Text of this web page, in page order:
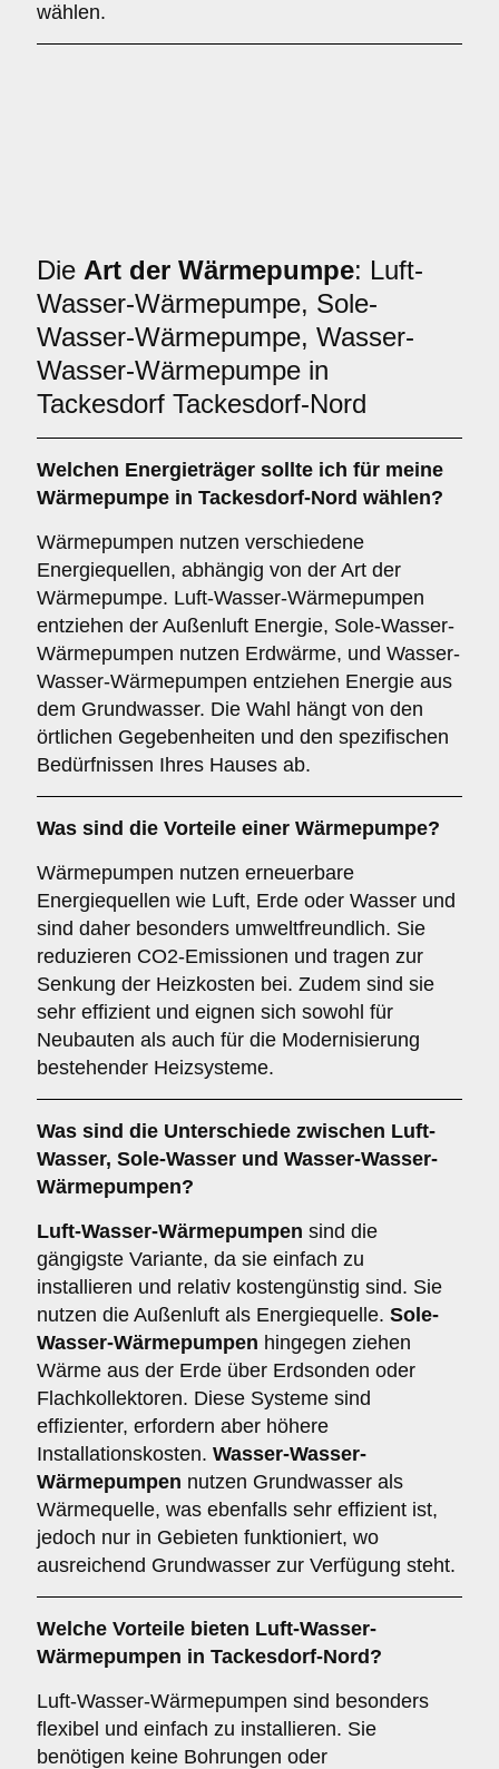
wählen.
Die Art der Wärmepumpe: Luft-
Wasser-Wärmepumpe, Sole-
Wasser-Wärmepumpe, Wasser-
Wasser-Wärmepumpe in
Tackesdorf Tackesdorf-Nord
Welchen Energieträger sollte ich für meine
Wärmepumpe in Tackesdorf-Nord wählen?
Wärmepumpen nutzen verschiedene
Energiequellen, abhängig von der Art der
Wärmepumpe. Luft-Wasser-Wärmepumpen
entziehen der Außenluft Energie, Sole-Wasser-
Wärmepumpen nutzen Erdwärme, und Wasser-
Wasser-Wärmepumpen entziehen Energie aus
dem Grundwasser. Die Wahl hängt von den
örtlichen Gegebenheiten und den spezifischen
Bedürfnissen Ihres Hauses ab.
Was sind die Vorteile einer Wärmepumpe?
Wärmepumpen nutzen erneuerbare
Energiequellen wie Luft, Erde oder Wasser und
sind daher besonders umweltfreundlich. Sie
reduzieren CO2-Emissionen und tragen zur
Senkung der Heizkosten bei. Zudem sind sie
sehr effizient und eignen sich sowohl für
Neubauten als auch für die Modernisierung
bestehender Heizsysteme.
Was sind die Unterschiede zwischen Luft-
Wasser, Sole-Wasser und Wasser-Wasser-
Wärmepumpen?
Luft-Wasser-Wärmepumpen sind die
gängigste Variante, da sie einfach zu
installieren und relativ kostengünstig sind. Sie
nutzen die Außenluft als Energiequelle. Sole-
Wasser-Wärmepumpen hingegen ziehen
Wärme aus der Erde über Erdsonden oder
Flachkollektoren. Diese Systeme sind
effizienter, erfordern aber höhere
Installationskosten. Wasser-Wasser-
Wärmepumpen nutzen Grundwasser als
Wärmequelle, was ebenfalls sehr effizient ist,
jedoch nur in Gebieten funktioniert, wo
ausreichend Grundwasser zur Verfügung steht.
Welche Vorteile bieten Luft-Wasser-
Wärmepumpen in Tackesdorf-Nord?
Luft-Wasser-Wärmepumpen sind besonders
flexibel und einfach zu installieren. Sie
benötigen keine Bohrungen oder